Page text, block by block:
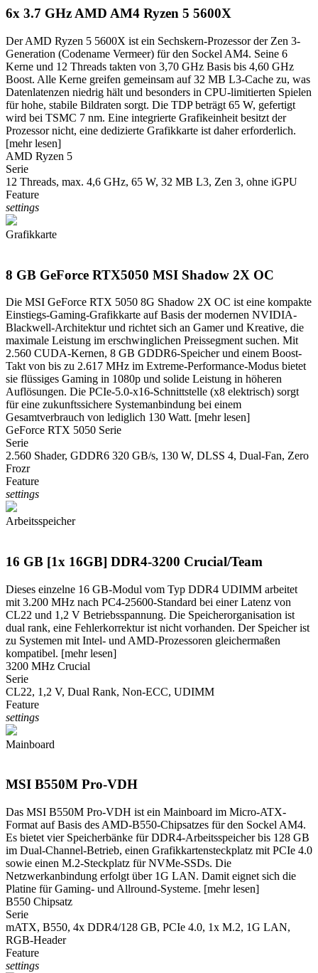
6x 3.7 GHz AMD AM4 Ryzen 5 5600X
Der AMD Ryzen 5 5600X ist ein Sechskern-Prozessor der Zen 3-
Generation (Codename Vermeer) für den Sockel AM4. Seine 6
Kerne und 12 Threads takten von 3,70 GHz Basis bis 4,60 GHz
Boost. Alle Kerne greifen gemeinsam auf 32 MB L3-Cache zu, was
Datenlatenzen niedrig hält und besonders in CPU-limitierten Spielen
für hohe, stabile Bildraten sorgt. Die TDP beträgt 65 W, gefertigt
wird bei TSMC 7 nm. Eine integrierte Grafikeinheit besitzt der
Prozessor nicht, eine dedizierte Grafikkarte ist daher erforderlich.
[mehr lesen]
AMD Ryzen 5
Serie
12 Threads, max. 4,6 GHz, 65 W, 32 MB L3, Zen 3, ohne iGPU
Feature
settings
Grafikkarte
8 GB GeForce RTX5050 MSI Shadow 2X OC
Die MSI GeForce RTX 5050 8G Shadow 2X OC ist eine kompakte
Einstiegs-Gaming-Grafikkarte auf Basis der modernen NVIDIA-
Blackwell-Architektur und richtet sich an Gamer und Kreative, die
maximale Leistung im erschwinglichen Preissegment suchen. Mit
2.560 CUDA-Kernen, 8 GB GDDR6-Speicher und einem Boost-
Takt von bis zu 2.617 MHz im Extreme-Performance-Modus bietet
sie flüssiges Gaming in 1080p und solide Leistung in höheren
Auflösungen. Die PCIe-5.0-x16-Schnittstelle (x8 elektrisch) sorgt
für eine zukunftssichere Systemanbindung bei einem
Gesamtverbrauch von lediglich 130 Watt. [mehr lesen]
GeForce RTX 5050 Serie
Serie
2.560 Shader, GDDR6 320 GB/s, 130 W, DLSS 4, Dual-Fan, Zero
Frozr
Feature
settings
Arbeitsspeicher
16 GB [1x 16GB] DDR4-3200 Crucial/Team
Dieses einzelne 16 GB-Modul vom Typ DDR4 UDIMM arbeitet
mit 3.200 MHz nach PC4-25600-Standard bei einer Latenz von
CL22 und 1,2 V Betriebsspannung. Die Speicherorganisation ist
dual rank, eine Fehlerkorrektur ist nicht vorhanden. Der Speicher ist
zu Systemen mit Intel- und AMD-Prozessoren gleichermaßen
kompatibel. [mehr lesen]
3200 MHz Crucial
Serie
CL22, 1,2 V, Dual Rank, Non-ECC, UDIMM
Feature
settings
Mainboard
MSI B550M Pro-VDH
Das MSI B550M Pro-VDH ist ein Mainboard im Micro-ATX-
Format auf Basis des AMD-B550-Chipsatzes für den Sockel AM4.
Es bietet vier Speicherbänke für DDR4-Arbeitsspeicher bis 128 GB
im Dual-Channel-Betrieb, einen Grafikkartensteckplatz mit PCIe 4.0
sowie einen M.2-Steckplatz für NVMe-SSDs. Die
Netzwerkanbindung erfolgt über 1G LAN. Damit eignet sich die
Platine für Gaming- und Allround-Systeme. [mehr lesen]
B550 Chipsatz
Serie
mATX, B550, 4x DDR4/128 GB, PCIe 4.0, 1x M.2, 1G LAN,
RGB-Header
Feature
settings